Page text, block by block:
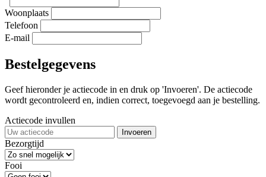
Woonplaats
Telefoon
E-mail
Bestelgegevens
Geef hieronder je actiecode in en druk op 'Invoeren'. De actiecode
wordt gecontroleerd en, indien correct, toegevoegd aan je bestelling.
Actiecode invullen
Invoeren
Bezorgtijd
Fooi